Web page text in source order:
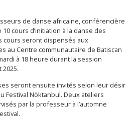
de danse africaine, conférencière
cours d’initiation à la danse des
cours seront dispensés aux
au Centre communautaire de Batiscan
à 18 heure durant la session
2025.
seront ensuite invités selon leur désir
Festival Nöktanbul. Deux ateliers
par la professeur à l’automne